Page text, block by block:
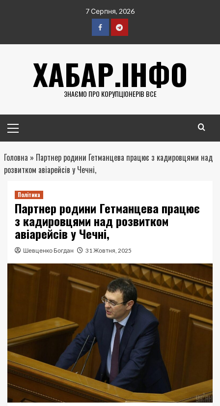
7 Серпня, 2026
FacebookTelegram
ХАБАР.ІНФО
ЗНАЄМО ПРО КОРУПЦІОНЕРІВ ВСЕ
меню
Головна » Партнер родини Гетманцева працює з кадировцями над
розвитком авіарейсів у Чечні,
Політика
Партнер родини Гетманцева працює
з кадировцями над розвитком
авіарейсів у Чечні,
Шевценко Богдан 31 Жовтня, 2025